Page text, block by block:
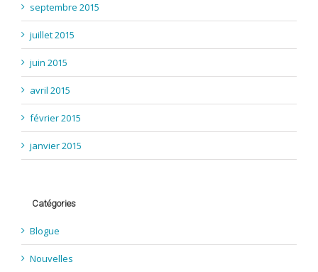
septembre 2015
juillet 2015
juin 2015
avril 2015
février 2015
janvier 2015
Catégories
Blogue
Nouvelles